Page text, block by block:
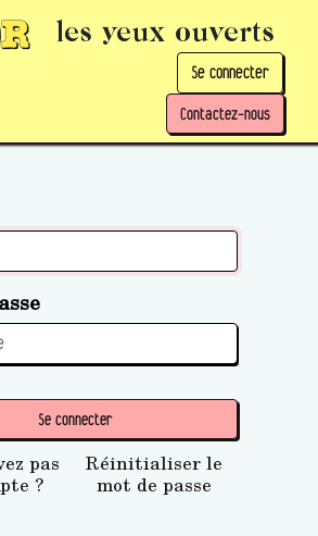
les yeux ouverts
Se connecter
Contactez-nous
Se connecter
pas
?
Réinitialiser le
mot de passe